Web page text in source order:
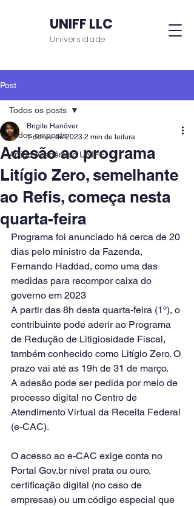
UNIFF LLC
Universidade
Post
Todos os posts
Artigo Acadêmico UNIFF
Todos os posts
Adesão ao programa
Litígio Zero, semelhante
ao Refis, começa nesta
quarta-feira
Brigite Hanôver
1 de fev. de 2023 2 min de leitura
Programa foi anunciado há cerca de 20
dias pelo ministro da Fazenda,
Fernando Haddad, como uma das
medidas para recompor caixa do
governo em 2023
A partir das 8h desta quarta-feira (1º), o
contribuinte pode aderir ao Programa
de Redução de Litigiosidade Fiscal,
também conhecido como Litígio Zero. O
prazo vai até as 19h de 31 de março.
A adesão pode ser pedida por meio de
processo digital no Centro de
Atendimento Virtual da Receita Federal
(e-CAC).
O acesso ao e-CAC exige conta no
Portal Gov.br nível prata ou ouro,
certificação digital (no caso de
empresas) ou um código especial que